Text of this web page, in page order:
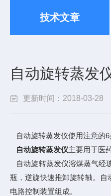
技术文章
自动旋转蒸发
更新时间：2018-03-28
自动旋转蒸发仪使用注意的6
自动旋转蒸发仪主要用于医
自动旋转蒸发仪溶煤蒸气经
瓶，逆旋快速推卸旋转轴。自
电路控制装置组成。